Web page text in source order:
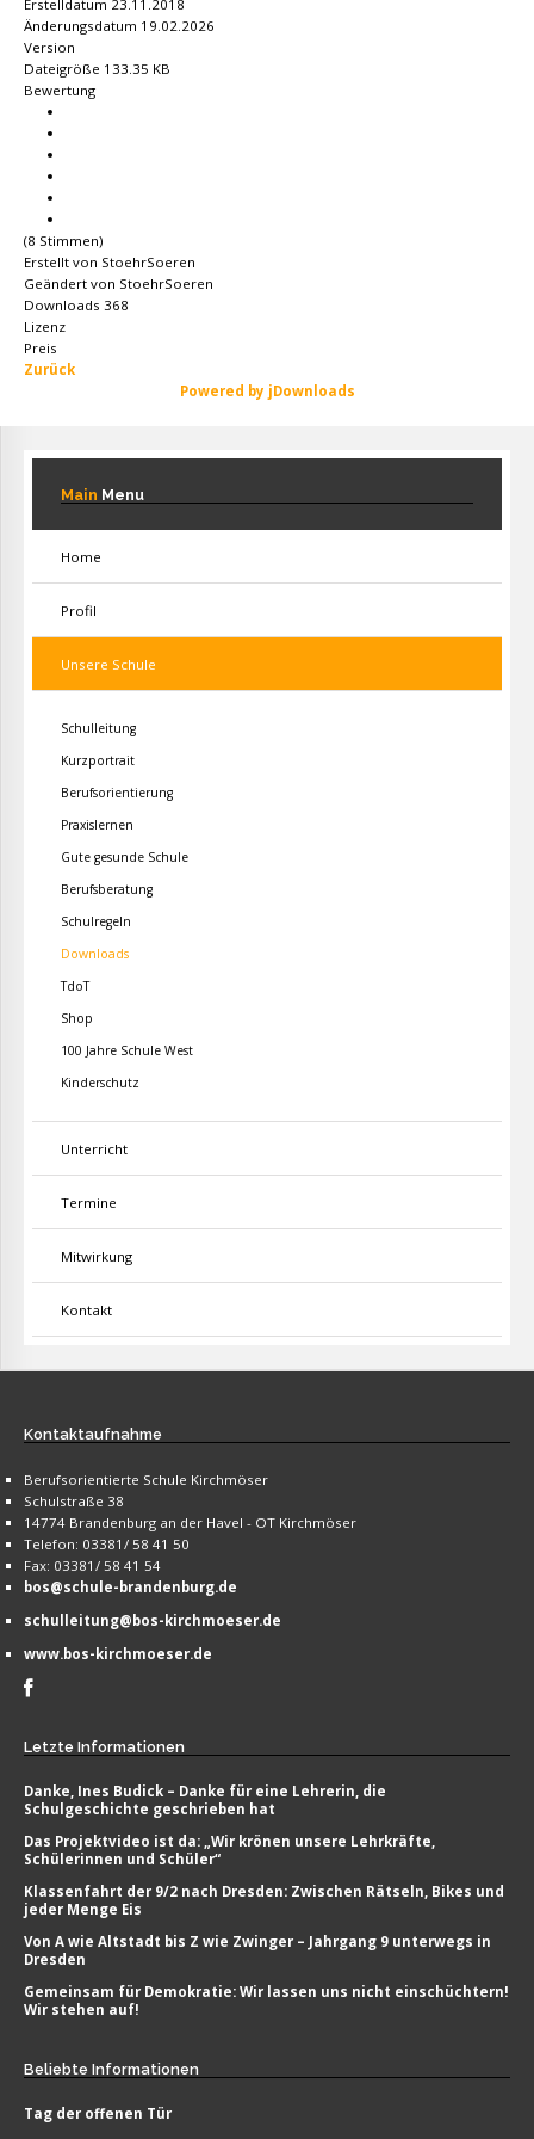
Erstelldatum 23.11.2018
Änderungsdatum 19.02.2026
Version
Dateigröße 133.35 KB
Bewertung
(8 Stimmen)
Erstellt von StoehrSoeren
Geändert von StoehrSoeren
Downloads 368
Lizenz
Preis
Zurück
Powered by jDownloads
Main Menu
Home
Profil
Unsere Schule
Schulleitung
Kurzportrait
Berufsorientierung
Praxislernen
Gute gesunde Schule
Berufsberatung
Schulregeln
Downloads
TdoT
Shop
100 Jahre Schule West
Kinderschutz
Unterricht
Termine
Mitwirkung
Kontakt
Kontaktaufnahme
Berufsorientierte Schule Kirchmöser
Schulstraße 38
14774 Brandenburg an der Havel - OT Kirchmöser
Telefon: 03381/ 58 41 50
Fax: 03381/ 58 41 54
bos@schule-brandenburg.de
schulleitung@bos-kirchmoeser.de
www.bos-kirchmoeser.de
Letzte Informationen
Danke, Ines Budick – Danke für eine Lehrerin, die
Schulgeschichte geschrieben hat
Das Projektvideo ist da: „Wir krönen unsere Lehrkräfte,
Schülerinnen und Schüler“
Klassenfahrt der 9/2 nach Dresden: Zwischen Rätseln, Bikes und
jeder Menge Eis
Von A wie Altstadt bis Z wie Zwinger – Jahrgang 9 unterwegs in
Dresden
Gemeinsam für Demokratie: Wir lassen uns nicht einschüchtern!
Wir stehen auf!
Beliebte Informationen
Tag der offenen Tür